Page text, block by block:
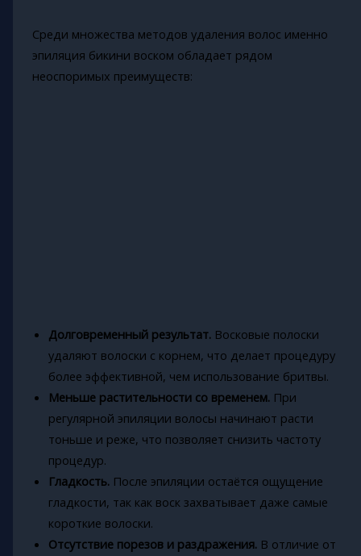
Среди множества методов удаления волос именно
эпиляция бикини воском обладает рядом
неоспоримых преимуществ:
Долговременный результат.Восковые полоски
удаляют волоски с корнем, что делает процедуру
более эффективной, чем использование бритвы.
Меньше растительности со временем.При
регулярной эпиляции волосы начинают расти
тоньше и реже, что позволяет снизить частоту
процедур.
Гладкость.После эпиляции остаётся ощущение
гладкости, так как воск захватывает даже самые
короткие волоски.
Отсутствие порезов и раздражения.В отличие от